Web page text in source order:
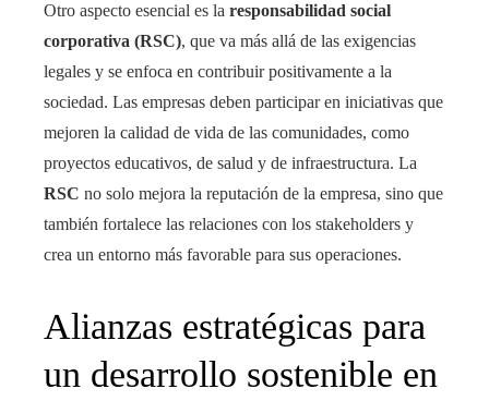
Otro aspecto esencial es la responsabilidad social
corporativa (RSC), que va más allá de las exigencias
legales y se enfoca en contribuir positivamente a la
sociedad. Las empresas deben participar en iniciativas que
mejoren la calidad de vida de las comunidades, como
proyectos educativos, de salud y de infraestructura. La
RSC no solo mejora la reputación de la empresa, sino que
también fortalece las relaciones con los stakeholders y
crea un entorno más favorable para sus operaciones.
Alianzas estratégicas para
un desarrollo sostenible en